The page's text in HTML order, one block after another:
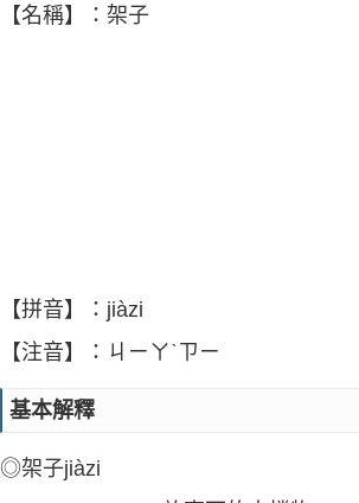
【名稱】：架子
【拼音】：jiàzi
【注音】：ㄐㄧㄚˋㄗㄧ
基本解釋
◎架子jiàzi